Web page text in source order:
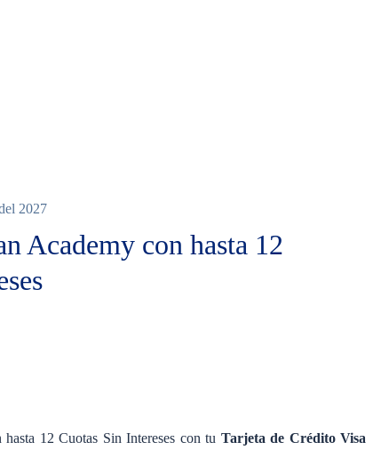
2027
Academy con hasta 12
12 Cuotas Sin Intereses con tu Tarjeta de Crédito Visa